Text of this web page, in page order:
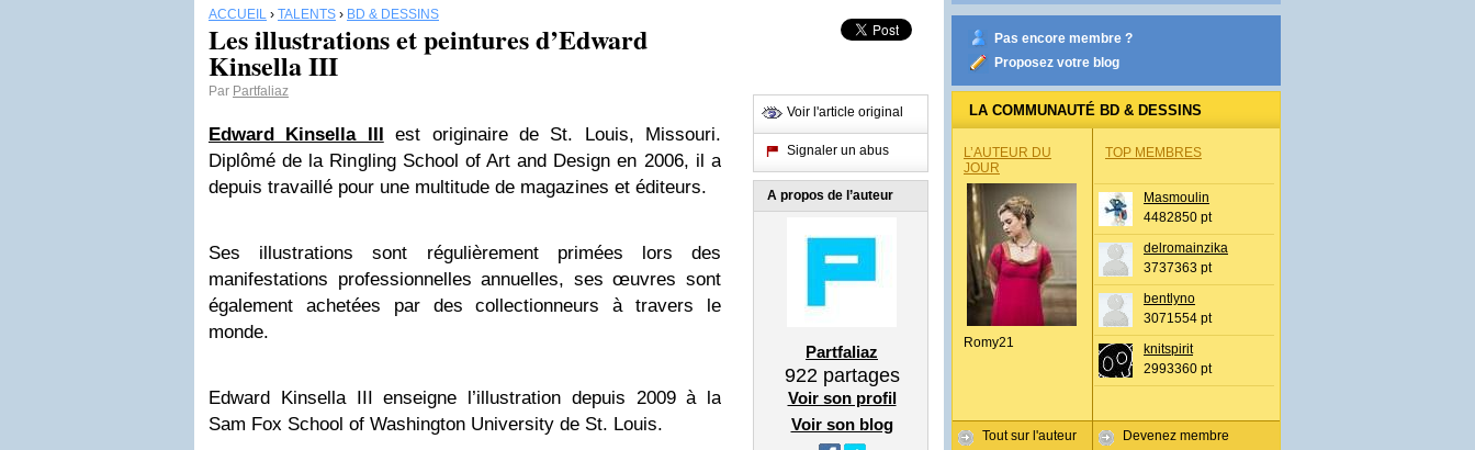
ACCUEIL › TALENTS › BD & DESSINS
Les illustrations et peintures d’Edward
Kinsella III
Par Partfaliaz
Edward Kinsella III est originaire de St. Louis, Missouri.
Diplômé de la Ringling School of Art and Design en 2006, il a
depuis travaillé pour une multitude de magazines et éditeurs.
Ses illustrations sont régulièrement primées lors des
manifestations professionnelles annuelles, ses œuvres sont
également achetées par des collectionneurs à travers le
monde.
Edward Kinsella III enseigne l’illustration depuis 2009 à la
Sam Fox School of Washington University de St. Louis.
Voir l'article original
Signaler un abus
A propos de l’auteur
Partfaliaz
922partages
Voir son profil
Voir son blog
Pas encore membre ?
Proposez votre blog
LA COMMUNAUTÉ BD & DESSINS
L’AUTEUR DU
JOUR
Romy21
Tout sur l'auteur
TOP MEMBRES
Masmoulin
4482850 pt
delromainzika
3737363 pt
bentlyno
3071554 pt
knitspirit
2993360 pt
Devenez membre